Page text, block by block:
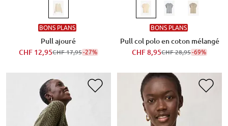
BONS PLANS
Pull ajouré
CHF 12,95CHF 17,95-27%
BONS PLANS
Pull col polo en coton mélangé
CHF 8,95CHF 28,95-69%